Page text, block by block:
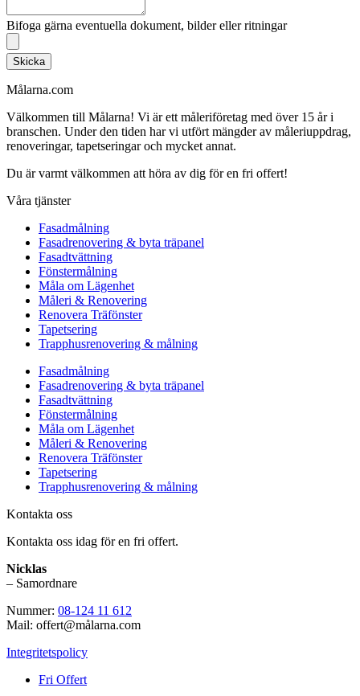
Bifoga gärna eventuella dokument, bilder eller ritningar
Skicka
Målarna.com
Välkommen till Målarna! Vi är ett måleriföretag med över 15 år i
branschen. Under den tiden har vi utfört mängder av måleriuppdrag,
renoveringar, tapetseringar och mycket annat.
Du är varmt välkommen att höra av dig för en fri offert!
Våra tjänster
Fasadmålning
Fasadrenovering & byta träpanel
Fasadtvättning
Fönstermålning
Måla om Lägenhet
Måleri & Renovering
Renovera Träfönster
Tapetsering
Trapphusrenovering & målning
Fasadmålning
Fasadrenovering & byta träpanel
Fasadtvättning
Fönstermålning
Måla om Lägenhet
Måleri & Renovering
Renovera Träfönster
Tapetsering
Trapphusrenovering & målning
Kontakta oss
Kontakta oss idag för en fri offert.
Nicklas
– Samordnare
Nummer: 08-124 11 612
Mail: offert@målarna.com
Integritetspolicy
Fri Offert